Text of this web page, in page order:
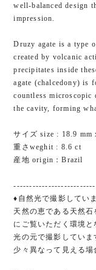
well-balanced design
impression.
Druzy agate is a type
created by volcanic
precipitates inside
agate (chalcedony) is
countless
the cavity, forming
サイズ size : 18.9 mm
重さweghit : 8.6 ct
産地 origin：Brazil
♦自然光で撮影してい
天然の恵である天然
にご覧いただく環境
光の元で撮影してい
少々異なって見える場